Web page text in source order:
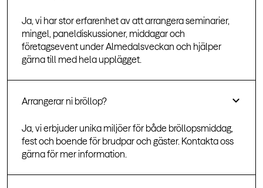
Ja, vi har stor erfarenhet av att arrangera seminarier,
mingel, paneldiskussioner, middagar och
företagsevent under Almedalsveckan och hjälper
gärna till med hela upplägget.
Arrangerar ni bröllop?
Ja, vi erbjuder unika miljöer för både bröllopsmiddag,
fest och boende för brudpar och gäster. Kontakta oss
gärna för mer information.